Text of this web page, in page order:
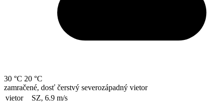
30 °C 20 °C
zamračené, dosť čerstvý severozápadný vietor
vietor
SZ, 6.9 m/s